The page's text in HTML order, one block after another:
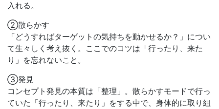
入れる。
②散らかす
「どうすればターゲットの気持ちを動かせるか？」につい
て生々しく考え抜く。ここでのコツは「行ったり、来た
り」を忘れないこと。
③発見
コンセプト発見の本質は「整理」。散らかすモードで行っ
ていた「行ったり、来たり」をする中で、身体的に取り組